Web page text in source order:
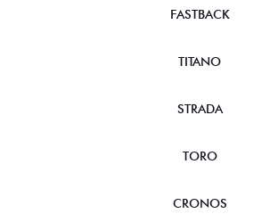
FASTBACK
TITANO
STRADA
TORO
CRONOS